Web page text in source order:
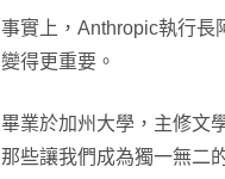
事實上，Anthropic執行長
變得更重要。
畢業於加州大學，主修文
那些讓我們成為獨一無二